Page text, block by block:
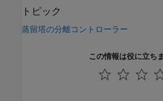
トピック
蒸留塔の分離コントローラー
この情報は役に立ち